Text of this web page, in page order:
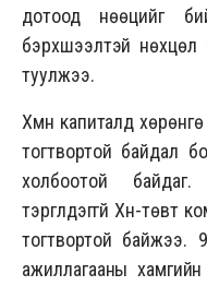
дотоод нөөцийг
бэрхшээлтэй нөхцөл
туулжээ.
Хүмүүн капиталд
тогтвортой байдал
холбоотой байдаг.
тэргүүлдэггүй Хүн-төвт
тогтвортой байжээ.
ажиллагааны